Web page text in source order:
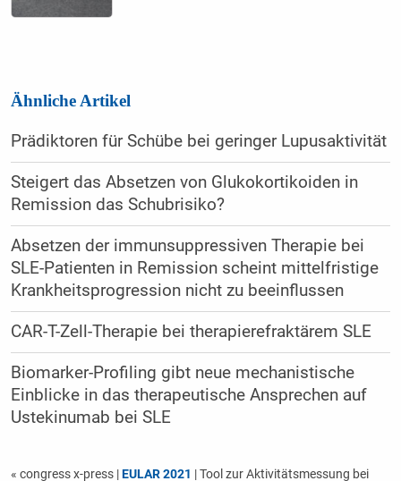
Ähnliche Artikel
Prädiktoren für Schübe bei geringer Lupusaktivität
Steigert das Absetzen von Glukokortikoiden in
Remission das Schubrisiko?
Absetzen der immunsuppressiven Therapie bei
SLE-Patienten in Remission scheint mittelfristige
Krankheitsprogression nicht zu beeinflussen
CAR-T-Zell-Therapie bei therapierefraktärem SLE
Biomarker-Profiling gibt neue mechanistische
Einblicke in das therapeutische Ansprechen auf
Ustekinumab bei SLE
« congress x-press |EULAR 2021 | Tool zur Aktivitätsmessung bei